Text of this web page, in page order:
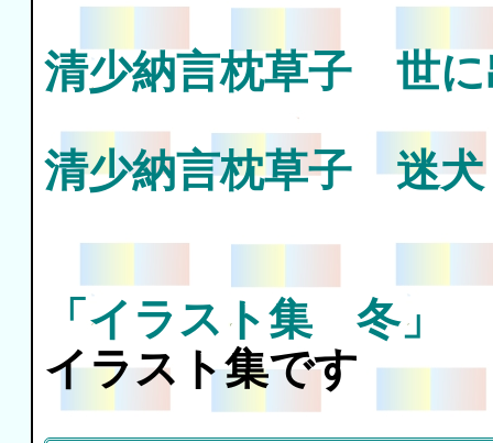
清少納言枕草子 世に
清少納言枕草子 迷
「イラスト集 冬」
イラスト集です